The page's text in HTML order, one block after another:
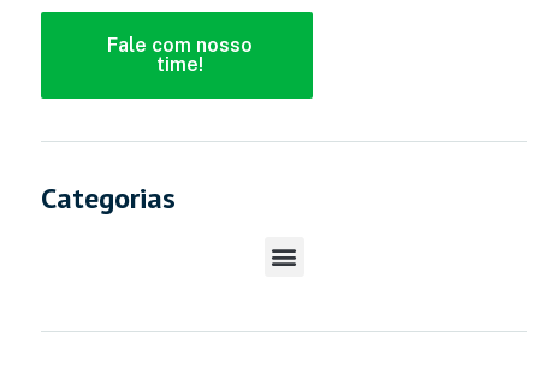
Fale com nosso
time!
Categorias